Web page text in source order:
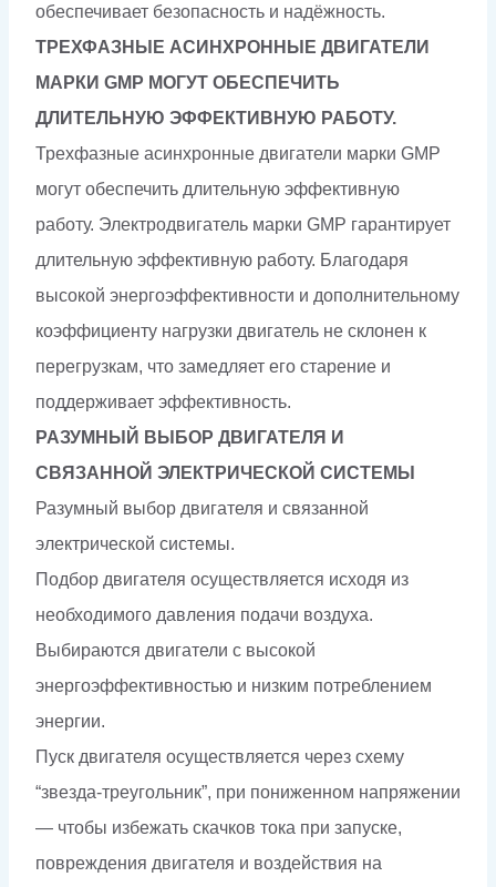
обеспечивает безопасность и надёжность.
ТРЕХФАЗНЫЕ АСИНХРОННЫЕ ДВИГАТЕЛИ
МАРКИ GMP МОГУТ ОБЕСПЕЧИТЬ
ДЛИТЕЛЬНУЮ ЭФФЕКТИВНУЮ РАБОТУ.
Трехфазные асинхронные двигатели марки GMP
могут обеспечить длительную эффективную
работу. Электродвигатель марки GMP гарантирует
длительную эффективную работу. Благодаря
высокой энергоэффективности и дополнительному
коэффициенту нагрузки двигатель не склонен к
перегрузкам, что замедляет его старение и
поддерживает эффективность.
РАЗУМНЫЙ ВЫБОР ДВИГАТЕЛЯ И
СВЯЗАННОЙ ЭЛЕКТРИЧЕСКОЙ СИСТЕМЫ
Разумный выбор двигателя и связанной
электрической системы.
Подбор двигателя осуществляется исходя из
необходимого давления подачи воздуха.
Выбираются двигатели с высокой
энергоэффективностью и низким потреблением
энергии.
Пуск двигателя осуществляется через схему
“звезда-треугольник”, при пониженном напряжении
— чтобы избежать скачков тока при запуске,
повреждения двигателя и воздействия на